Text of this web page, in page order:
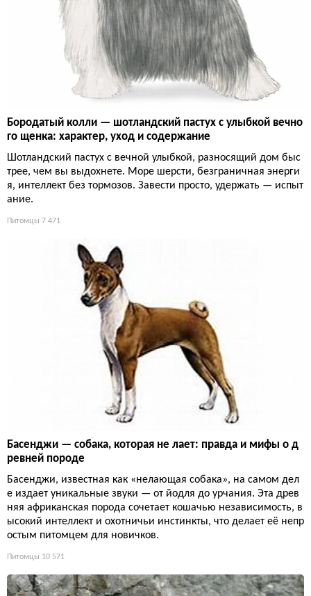
Бородатый колли — шотландский пастух с улыбкой вечно
го щенка: характер, уход и содержание
Шотландский пастух с вечной улыбкой, разносящий дом быс
трее, чем вы выдохнете. Море шерсти, безграничная энерги
я, интеллект без тормозов. Завести просто, удержать — испыт
ание.
Питомцы 7 471
Басенджи — собака, которая не лает: правда и мифы о д
ревней породе
Басенджи, известная как «нелающая собака», на самом дел
е издает уникальные звуки — от йодля до урчания. Эта древ
няя африканская порода сочетает кошачью независимость, в
ысокий интеллект и охотничьи инстинкты, что делает её непр
остым питомцем для новичков.
Питомцы 10 571